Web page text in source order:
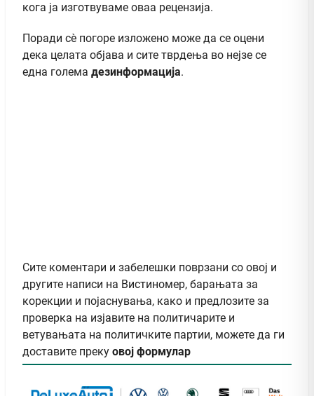
кога ја изготвуваме оваа рецензија.
Поради сè погоре изложено може да се оцени
дека целата објава и сите тврдења во нејзе се
една голема дезинформација.
Сите коментари и забелешки поврзани со овој и
другите написи на Вистиномер, барањата за
корекции и појаснувања, како и предлозите за
проверка на изјавите на политичарите и
ветувањата на политичките партии, можете да ги
доставите преку овој формулар